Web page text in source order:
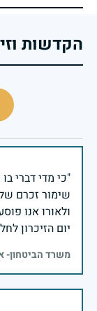
הקדשות
שימור זכרם
יום הזיכרון
משרד הביטחון-